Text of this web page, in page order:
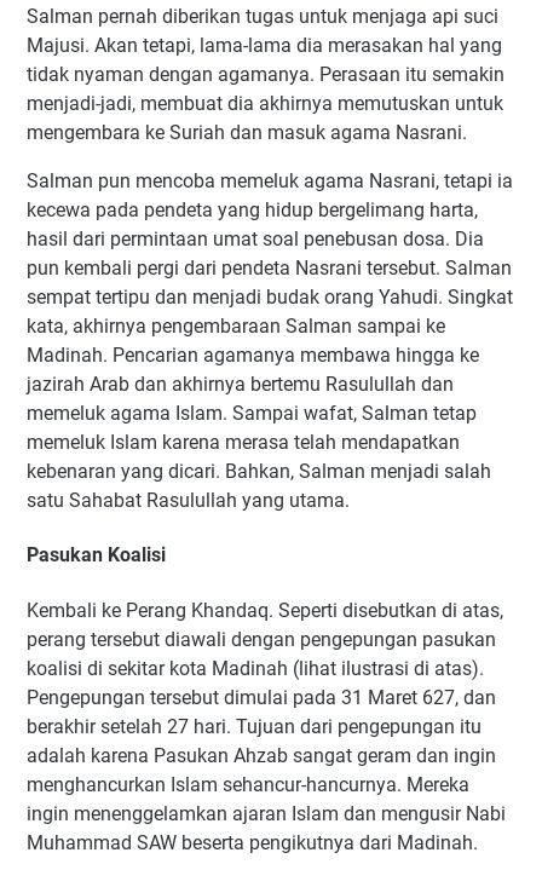
Salman pernah diberikan tugas untuk menjaga api suci
Majusi. Akan tetapi, lama-lama dia merasakan hal yang
tidak nyaman dengan agamanya. Perasaan itu semakin
menjadi-jadi, membuat dia akhirnya memutuskan untuk
mengembara ke Suriah dan masuk agama Nasrani.
Salman pun mencoba memeluk agama Nasrani, tetapi ia
kecewa pada pendeta yang hidup bergelimang harta,
hasil dari permintaan umat soal penebusan dosa. Dia
pun kembali pergi dari pendeta Nasrani tersebut. Salman
sempat tertipu dan menjadi budak orang Yahudi. Singkat
kata, akhirnya pengembaraan Salman sampai ke
Madinah. Pencarian agamanya membawa hingga ke
jazirah Arab dan akhirnya bertemu Rasulullah dan
memeluk agama Islam. Sampai wafat, Salman tetap
memeluk Islam karena merasa telah mendapatkan
kebenaran yang dicari. Bahkan, Salman menjadi salah
satu Sahabat Rasulullah yang utama.
Pasukan Koalisi
Kembali ke Perang Khandaq. Seperti disebutkan di atas,
perang tersebut diawali dengan pengepungan pasukan
koalisi di sekitar kota Madinah (lihat ilustrasi di atas).
Pengepungan tersebut dimulai pada 31 Maret 627, dan
berakhir setelah 27 hari. Tujuan dari pengepungan itu
adalah karena Pasukan Ahzab sangat geram dan ingin
menghancurkan Islam sehancur-hancurnya. Mereka
ingin menenggelamkan ajaran Islam dan mengusir Nabi
Muhammad SAW beserta pengikutnya dari Madinah.